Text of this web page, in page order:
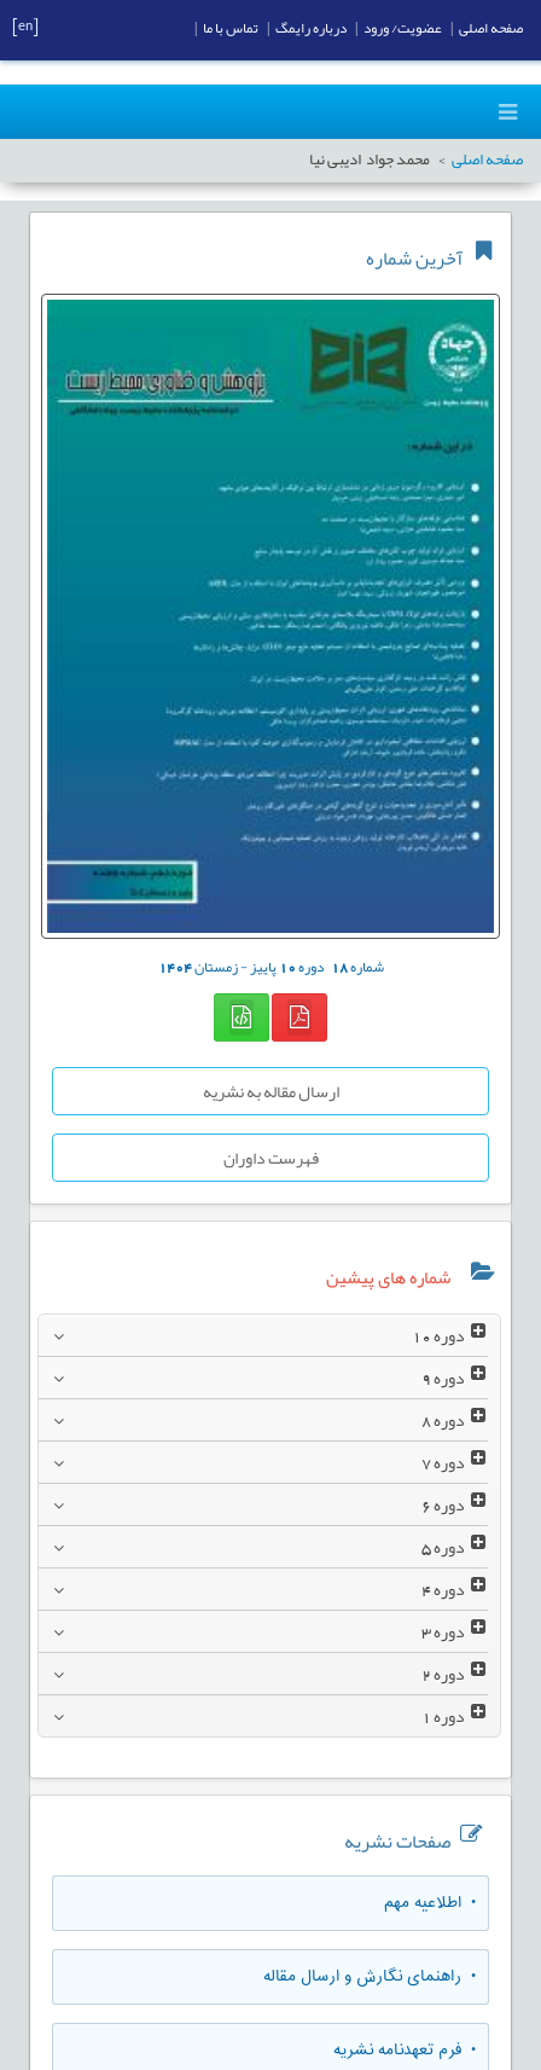
صفحه اصلی محمد جواد ادیبی نیا
آخرین شماره
شماره18 دوره10پاییز - زمستان1404
ارسال مقاله به نشریه
فهرست داوران
شماره های پیشین
دوره10
دوره9
دوره8
دوره7
دوره6
دوره5
دوره4
دوره3
دوره2
دوره1
صفحات نشریه
• اطلاعیه مهم
• راهنمای نگارش و ارسال مقاله
• فرم تعهدنامه نشریه
صفحه اصلی عضویت/ ورود درباره رایمگ تماس با ما